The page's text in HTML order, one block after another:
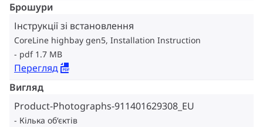
Брошури
Інструкції зі встановлення
CoreLine highbay gen5, Installation Instruction
pdf 1.7 MB
Перегляд
Вигляд
Product-Photographs-911401629308_EU
Кілька об‘єктів